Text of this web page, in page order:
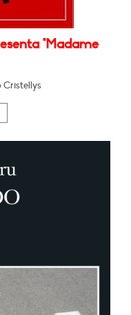
"Madame
Cristellys